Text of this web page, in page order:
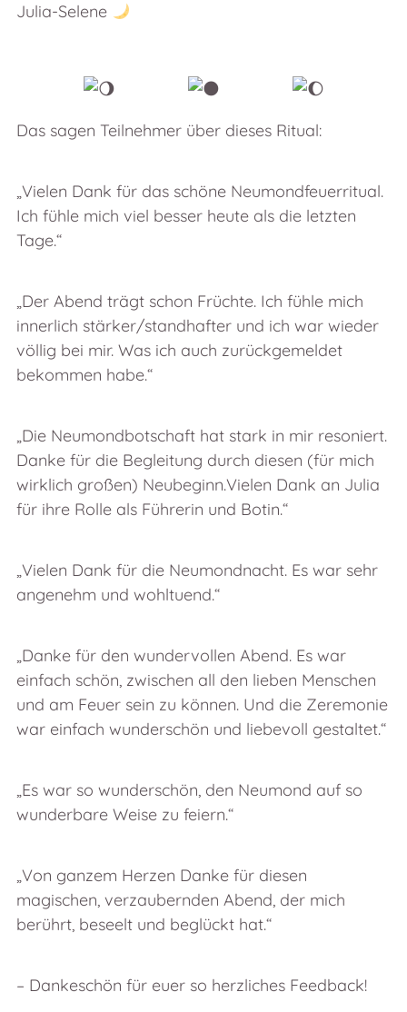
Julia-Selene
Das sagen Teilnehmer über dieses Ritual:
„Vielen Dank für das schöne Neumondfeuerritual.
Ich fühle mich viel besser heute als die letzten
Tage.“
„Der Abend trägt schon Früchte. Ich fühle mich
innerlich stärker/standhafter und ich war wieder
völlig bei mir. Was ich auch zurückgemeldet
bekommen habe.“
„Die Neumondbotschaft hat stark in mir resoniert.
Danke für die Begleitung durch diesen (für mich
wirklich großen) Neubeginn.Vielen Dank an Julia
für ihre Rolle als Führerin und Botin.“
„Vielen Dank für die Neumondnacht. Es war sehr
angenehm und wohltuend.“
„Danke für den wundervollen Abend. Es war
einfach schön, zwischen all den lieben Menschen
und am Feuer sein zu können. Und die Zeremonie
war einfach wunderschön und liebevoll gestaltet.“
„Es war so wunderschön, den Neumond auf so
wunderbare Weise zu feiern.“
„Von ganzem Herzen Danke für diesen
magischen, verzaubernden Abend, der mich
berührt, beseelt und beglückt hat.“
– Dankeschön für euer so herzliches Feedback!